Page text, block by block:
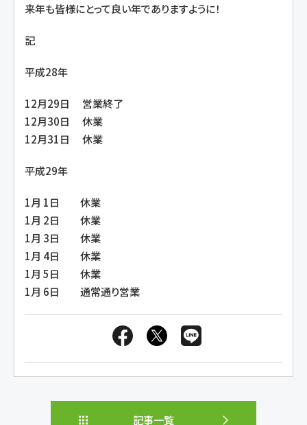
来年も皆様にとって良い年でありますように！
記
平成28年
12月29日 営業終了
12月30日 休業
12月31日 休業
平成29年
1月 1日 休業
1月 2日 休業
1月 3日 休業
1月 4日 休業
1月 5日 休業
1月 6日 通常通り営業
記事一覧